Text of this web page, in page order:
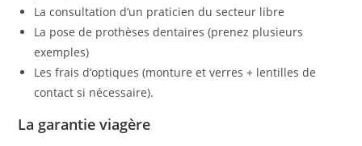
La consultation d’un praticien du secteur libre
La pose de prothèses dentaires (prenez plusieurs
exemples)
Les frais d’optiques (monture et verres + lentilles de
contact si nécessaire).
La garantie viagère